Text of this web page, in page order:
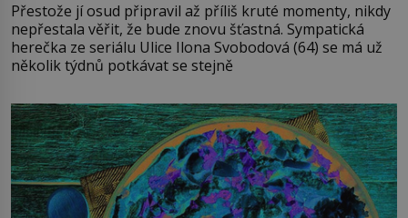
Přestože jí osud připravil až příliš kruté momenty, nikdy
nepřestala věřit, že bude znovu šťastná. Sympatická
herečka ze seriálu Ulice Ilona Svobodová (64) se má už
několik týdnů potkávat se stejně